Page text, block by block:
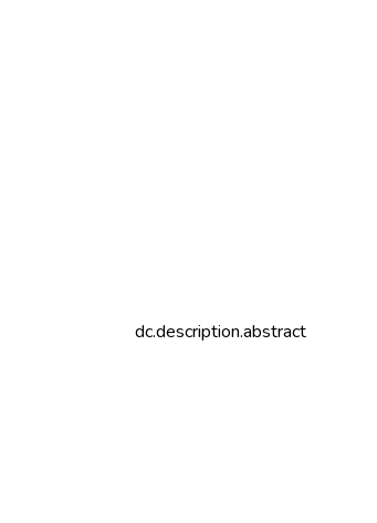
dc.description.abstract